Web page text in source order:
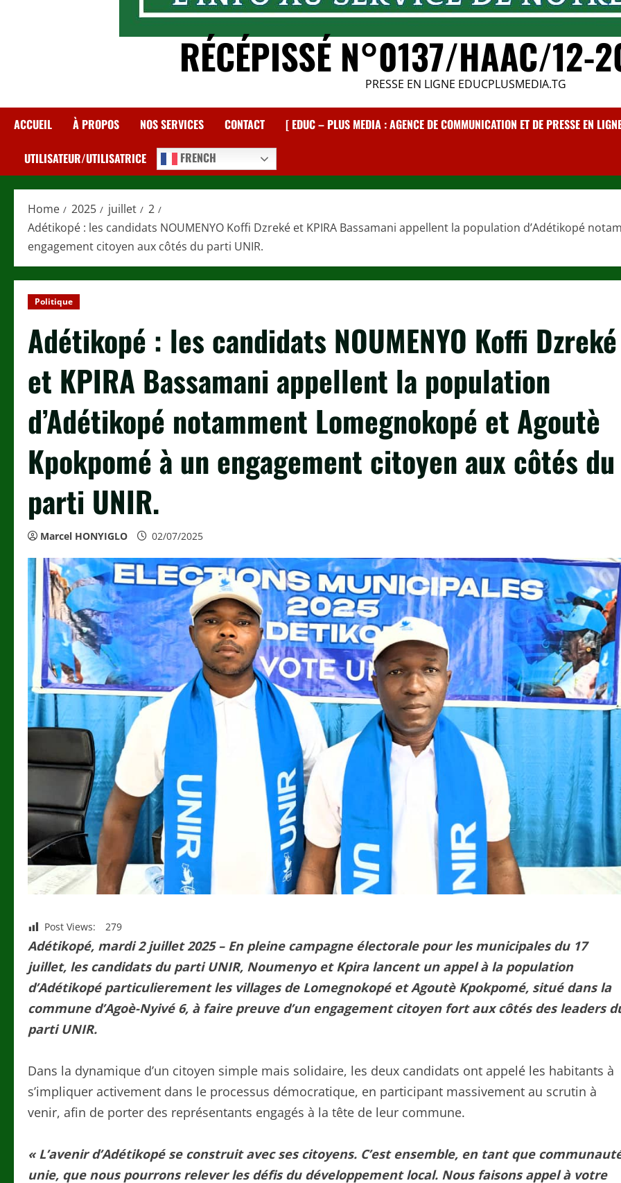
RÉCÉPISSÉ N°0137/HAAC/
PRESSE EN LIGNE EDUCPLUSMEDIA.TG
ACCUEIL À PROPOS NOS SERVICES CONTACT [ EDUC – PLUS MEDIA : AGENCE DE COMMUNICATION ET DE PRESSE EN
UTILISATEUR/UTILISATRICE FRENCH
Home 2025 juillet
2
Adétikopé : les candidats NOUMENYO Koffi Dzreké et KPIRA Bassamani appellent la population d’Adétikopé
engagement citoyen aux côtés du parti UNIR.
Politique
Adétikopé : les candidats NOUMENYO Koffi Dzreké
et KPIRA Bassamani appellent la population
d’Adétikopé notamment Lomegnokopé et Agoutè
Kpokpomé à un engagement citoyen aux côtés du
parti UNIR.
Marcel HONYIGLO 02/07/2025
Post Views: 279
Adétikopé, mardi 2 juillet 2025 – En pleine campagne électorale pour les municipales du 17
juillet, les candidats du parti UNIR, Noumenyo et Kpira lancent un appel à la population
d’Adétikopé particulierement les villages de Lomegnokopé et Agoutè Kpokpomé, situé dans la
commune d’Agoè-Nyivé 6, à faire preuve d’un engagement citoyen fort aux côtés des leaders
parti UNIR.
Dans la dynamique d’un citoyen simple mais solidaire, les deux candidats ont appelé les habitants à
s’impliquer activement dans le processus démocratique, en participant massivement au scrutin à
venir, afin de porter des représentants engagés à la tête de leur commune.
« L’avenir d’Adétikopé se construit avec ses citoyens. C’est ensemble, en tant que
unie, que nous pourrons relever les défis du développement local. Nous faisons appel à votre